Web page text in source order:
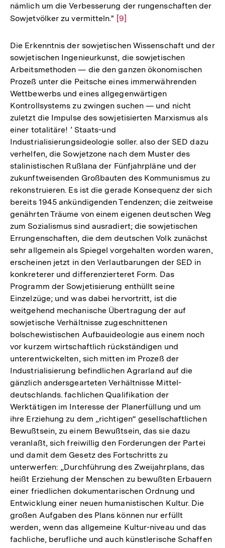
nämlich um die Verbesserung der rungenschaften der
Sowjetvölker zu vermitteln." Zur
der
Fußnote
[9]
Die Erkenntnis der sowjetischen Wissenschaft und der
sowjetischen Ingenieurkunst, die sowjetischen
Arbeitsmethoden — die den ganzen ökonomischen
Prozeß unter die Peitsche eines immerwährenden
Wettbewerbs und eines allgegenwärtigen
Kontrollsystems zu zwingen suchen — und nicht
zuletzt die Impulse des sowjetisierten Marxismus als
einer totalitäre! ’ Staats-und
Industrialisierungsideologie soller. also der SED dazu
verhelfen, die Sowjetzone nach dem Muster des
stalinistischen Rußlana der Fünfjahrpläne und der
zukunftweisenden Großbauten des Kommunismus zu
rekonstruieren. Es ist die gerade Konsequenz der sich
bereits 1945 ankündigenden Tendenzen; die zeitweise
genährten Träume von einem eigenen deutschen Weg
zum Sozialismus sind ausradiert; die sowjetischen
Errungenschaften, die dem deutschen Volk zunächst
sehr allgemein als Spiegel vorgehalten worden waren,
erscheinen jetzt in den Verlautbarungen der SED in
konkreterer und differenzierteret Form. Das
Programm der Sowjetisierung enthüllt seine
Einzelzüge; und was dabei hervortritt, ist die
weitgehend mechanische Übertragung der auf
sowjetische Verhältnisse zugeschnittenen
bolschewistischen Aufbauideologie aus einem noch
vor kurzem wirtschaftlich rückständigen und
unterentwickelten, sich mitten im Prozeß der
Industrialisierung befindlichen Agrarland auf die
gänzlich andersgearteten Verhältnisse Mittel-
deutschlands. fachlichen Qualifikation der
Werktätigen im Interesse der Planerfüllung und um
ihre Erziehung zu dem „richtigen“ gesellschaftlichen
Bewußtsein, zu einem Bewußtsein, das sie dazu
veranlaßt, sich freiwillig den Forderungen der Partei
und damit dem Gesetz des Fortschritts zu
unterwerfen: „Durchführung des Zweijahrplans, das
heißt Erziehung der Menschen zu bewußten Erbauern
einer friedlichen dokumentarischen Ordnung und
Entwicklung einer neuen humanistischen Kultur. Die
großen Aufgaben des Plans können nur erfüllt
werden, wenn das allgemeine Kultur-niveau und das
fachliche, berufliche und auch künstlerische Schaffen